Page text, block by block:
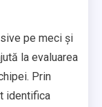
pe meci și
la evaluarea
Prin
identifica